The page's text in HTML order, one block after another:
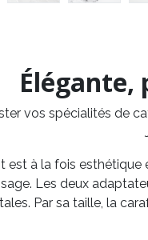
Élégante,
vos spécialités de
est à la fois
Les deux
Par sa taille, la